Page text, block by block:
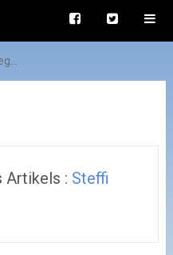
Artikels : Steffi